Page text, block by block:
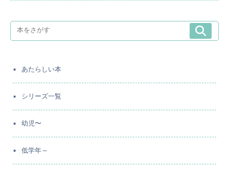
あたらしい本
シリーズ一覧
幼児〜
低学年～